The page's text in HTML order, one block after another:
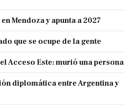
Mendoza y apunta a 2027
que se ocupe de la gente
Acceso Este: murió una persona
diplomática entre Argentina y